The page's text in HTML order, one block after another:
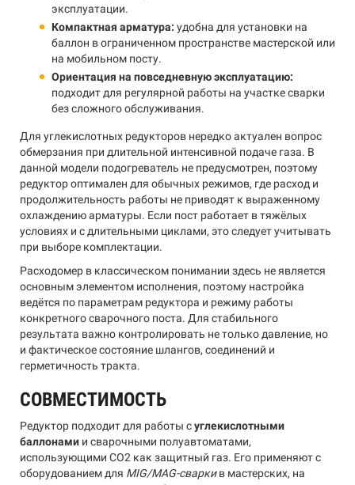
эксплуатации.
Компактная арматура: удобна для установки на
баллон в ограниченном пространстве мастерской или
на мобильном посту.
Ориентация на повседневную эксплуатацию:
подходит для регулярной работы на участке сварки
без сложного обслуживания.
Для углекислотных редукторов нередко актуален вопрос
обмерзания при длительной интенсивной подаче газа. В
данной модели подогреватель не предусмотрен, поэтому
редуктор оптимален для обычных режимов, где расход и
продолжительность работы не приводят к выраженному
охлаждению арматуры. Если пост работает в тяжёлых
условиях и с длительными циклами, это следует учитывать
при выборе комплектации.
Расходомер в классическом понимании здесь не является
основным элементом исполнения, поэтому настройка
ведётся по параметрам редуктора и режиму работы
конкретного сварочного поста. Для стабильного
результата важно контролировать не только давление, но
и фактическое состояние шлангов, соединений и
герметичность тракта.
СОВМЕСТИМОСТЬ
Редуктор подходит для работы суглекислотными
баллонами и сварочными полуавтоматами,
использующими CO2 как защитный газ. Его применяют с
оборудованием для MIG/MAG-сваркив мастерских, на